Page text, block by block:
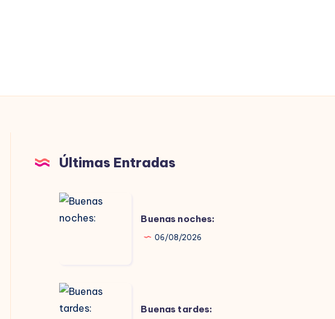
Últimas Entradas
Buenas
noches:
Buenas noches:
06/08/2026
Buenas
tardes:
Buenas tardes: